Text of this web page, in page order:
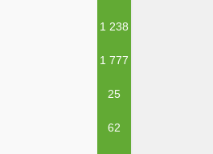
1 238
1 777
25
62